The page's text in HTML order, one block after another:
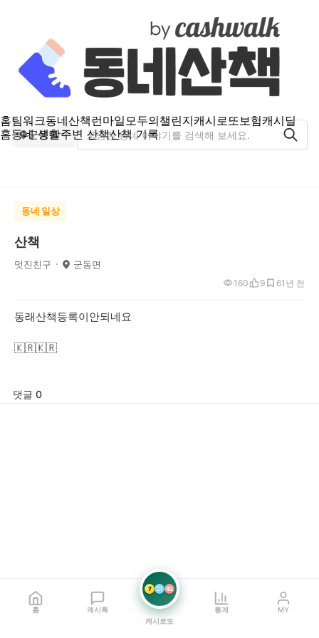
홈팀워크동네산책런마일모두의챌린지캐시로또보험캐시딜
홈동네 생활주변 산책산책 기록
군동면
동네 일상
산책
멋진친구 군동면
1년 전
160 9 6
동래산책등록이안되네요
🇰🇷🇰🇷
댓글 0
홈 캐시톡
7 21 42
캐시로또
통계 MY